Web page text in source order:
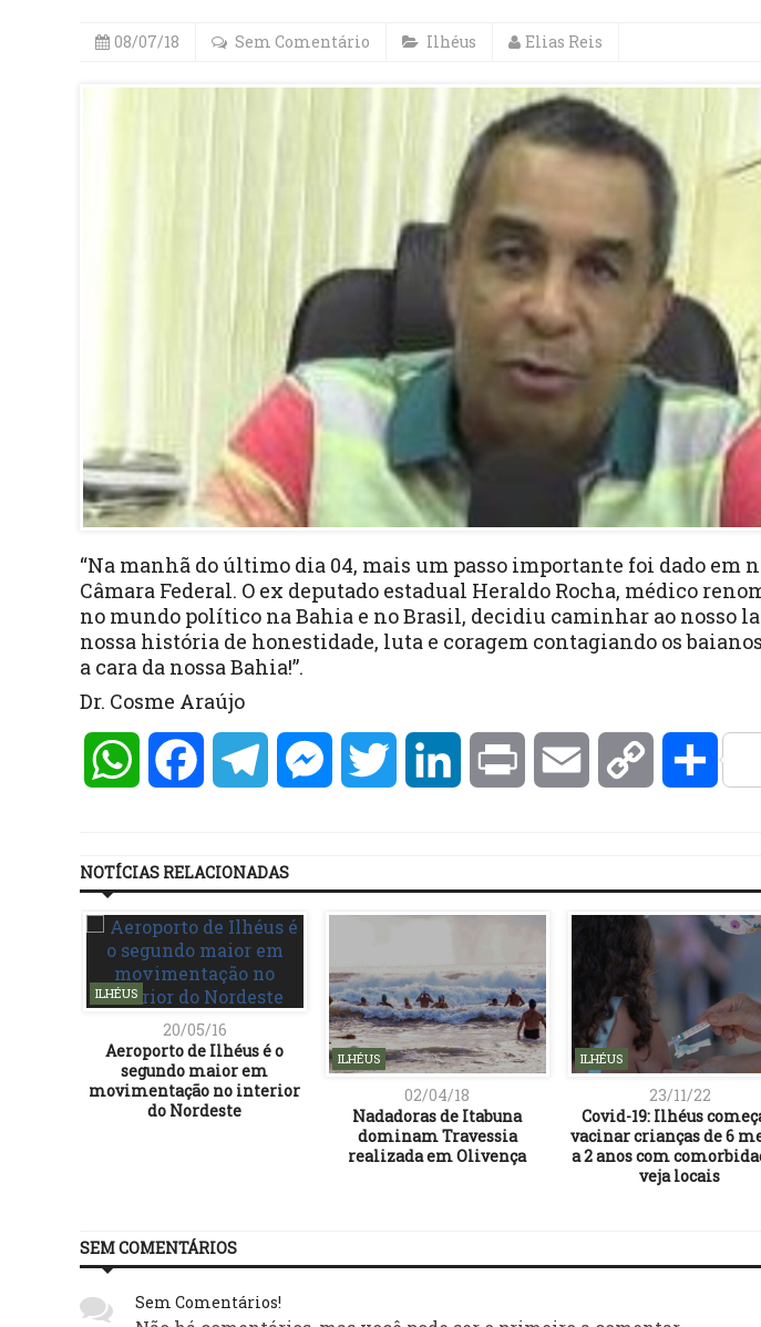
08/07/18 Sem Comentário Ilhéus Elias Reis
“Na manhã do último dia 04, mais um passo importante foi dado em
Câmara Federal. O ex deputado estadual Heraldo Rocha, médico
no mundo político na Bahia e no Brasil, decidiu caminhar ao nosso
nossa história de honestidade, luta e coragem contagiando os
a cara da nossa Bahia!”.
Dr. Cosme Araújo
WhatsAppFacebookTelegramMessengerTwitter LinkedInPrint Email Copy
NOTÍCIAS RELACIONADAS
ILHÉUS
20/05/16
Aeroporto de Ilhéus é o
segundo maior em
movimentação no interior
do Nordeste
ILHÉUS
02/04/18
Nadadoras de Itabuna
dominam Travessia
realizada em Olivença
ILHÉUS
23/11/22
Covid-19: Ilhéus
vacinar crianças de 6
a 2 anos com
veja locais
SEM COMENTÁRIOS
Sem Comentários!